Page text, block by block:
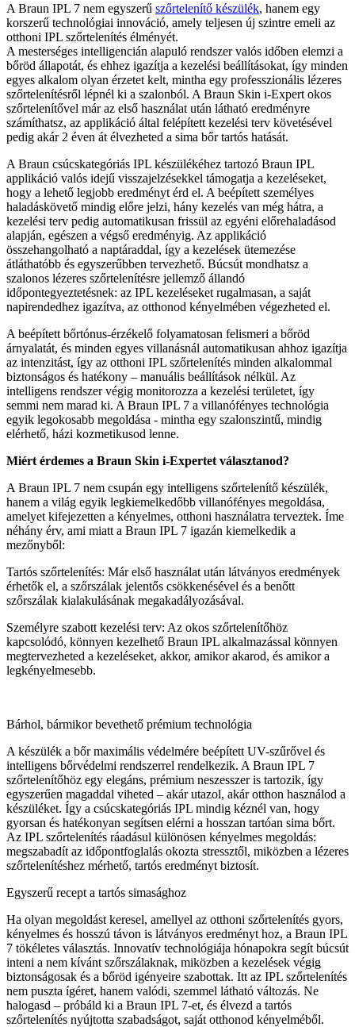
A Braun IPL 7 nem egyszerű szőrtelenítő készülék, hanem egy
korszerű technológiai innováció, amely teljesen új szintre emeli az
otthoni IPL szőrtelenítés élményét.
A mesterséges intelligencián alapuló rendszer valós időben elemzi a
bőröd állapotát, és ehhez igazítja a kezelési beállításokat, így minden
egyes alkalom olyan érzetet kelt, mintha egy professzionális lézeres
szőrtelenítésről lépnél ki a szalonból. A Braun Skin i-Expert okos
szőrtelenítővel már az első használat után látható eredményre
számíthatsz, az applikáció által felépített kezelési terv követésével
pedig akár 2 éven át élvezheted a sima bőr tartós hatását.
A Braun csúcskategóriás IPL készülékéhez tartozó Braun IPL
applikáció valós idejű visszajelzésekkel támogatja a kezeléseket,
hogy a lehető legjobb eredményt érd el. A beépített személyes
haladáskövető mindig előre jelzi, hány kezelés van még hátra, a
kezelési terv pedig automatikusan frissül az egyéni előrehaladásod
alapján, egészen a végső eredményig. Az applikáció
összehangolható a naptáraddal, így a kezelések ütemezése
átláthatóbb és egyszerűbben tervezhető. Búcsút mondhatsz a
szalonos lézeres szőrtelenítésre jellemző állandó
időpontegyeztetésnek: az IPL kezeléseket rugalmasan, a saját
napirendedhez igazítva, az otthonod kényelmében végezheted el.
A beépített bőrtónus-érzékelő folyamatosan felismeri a bőröd
árnyalatát, és minden egyes villanásnál automatikusan ahhoz igazítja
az intenzitást, így az otthoni IPL szőrtelenítés minden alkalommal
biztonságos és hatékony – manuális beállítások nélkül. Az
intelligens rendszer végig monitorozza a kezelési területet, így
semmi nem marad ki. A Braun IPL 7 a villanófényes technológia
egyik legokosabb megoldása - mintha egy szalonszintű, mindig
elérhető, házi kozmetikusod lenne.
Miért érdemes a Braun Skin i-Expertet választanod?
A Braun IPL 7 nem csupán egy intelligens szőrtelenítő készülék,
hanem a világ egyik legkiemelkedőbb villanófényes megoldása,
amelyet kifejezetten a kényelmes, otthoni használatra terveztek. Íme
néhány érv, ami miatt a Braun IPL 7 igazán kiemelkedik a
mezőnyből:
Tartós szőrtelenítés: Már első használat után látványos eredmények
érhetők el, a szőrszálak jelentős csökkenésével és a benőtt
szőrszálak kialakulásának megakadályozásával.
Személyre szabott kezelési terv: Az okos szőrtelenítőhöz
kapcsolódó, könnyen kezelhető Braun IPL alkalmazással könnyen
megtervezheted a kezeléseket, akkor, amikor akarod, és amikor a
legkényelmesebb.
Bárhol, bármikor bevethető prémium technológia
A készülék a bőr maximális védelmére beépített UV-szűrővel és
intelligens bőrvédelmi rendszerrel rendelkezik. A Braun IPL 7
szőrtelenítőhöz egy elegáns, prémium neszesszer is tartozik, így
egyszerűen magaddal viheted – akár utazol, akár otthon használod a
készüléket. Így a csúcskategóriás IPL mindig kéznél van, hogy
gyorsan és hatékonyan segítsen elérni a hosszan tartóan sima bőrt.
Az IPL szőrtelenítés ráadásul különösen kényelmes megoldás:
megszabadít az időpontfoglalás okozta stressztől, miközben a lézeres
szőrtelenítéshez mérhető, tartós eredményt biztosít.
Egyszerű recept a tartós simasághoz
Ha olyan megoldást keresel, amellyel az otthoni szőrtelenítés gyors,
kényelmes és hosszú távon is látványos eredményt hoz, a Braun IPL
7 tökéletes választás. Innovatív technológiája hónapokra segít búcsút
inteni a nem kívánt szőrszálaknak, miközben a kezelések végig
biztonságosak és a bőröd igényeire szabottak. Itt az IPL szőrtelenítés
nem puszta ígéret, hanem valódi, szemmel látható változás. Ne
halogasd – próbáld ki a Braun IPL 7-et, és élvezd a tartós
szőrtelenítés nyújtotta szabadságot, saját otthonod kényelméből.